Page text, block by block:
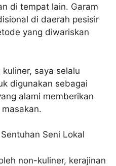
di tempat lain. Garam
di daerah pesisir
yang diwariskan
saya selalu
digunakan sebagai
alami memberikan
Seni Lokal
non-kuliner, kerajinan